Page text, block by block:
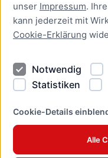
unser Impressum.
kann jederzeit mit
Cookie-Erklärung
Notwendig
Statistiken
Cookie-Details
Alle
Kontakt
Kontakt
Datenschutzhinweise
Barrierefreiheit
Cookie Erklärung
www.luebeck.de